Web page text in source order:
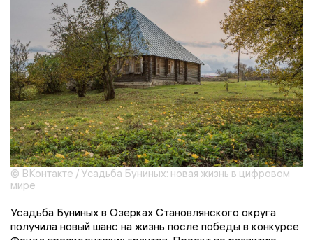
© ВКонтакте / Усадьба Буниных: новая жизнь в цифровом
мире
Усадьба Буниных в Озерках Становлянского округа
получила новый шанс на жизнь после победы в конкурсе